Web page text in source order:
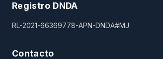
Registro DNDA
RL-2021-66369778-APN-DNDA#MJ
Contacto